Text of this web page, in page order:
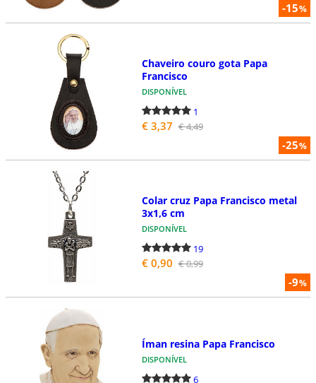
-15%
-25%
Chaveiro couro gota Papa
Francisco
DISPONÍVEL
1
€ 3,37 € 4,49
-9%
Colar cruz Papa Francisco metal
3x1,6 cm
DISPONÍVEL
19
€ 0,90 € 0,99
Íman resina Papa Francisco
DISPONÍVEL
6